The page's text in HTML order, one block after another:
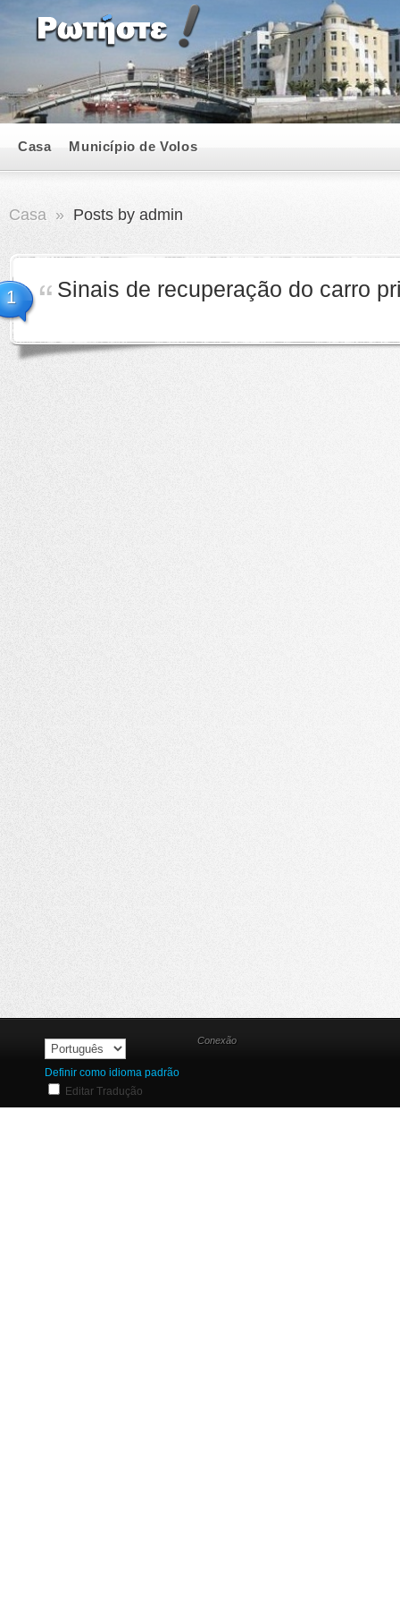
Casa Município de Volos
Casa » Posts by admin
1 Sinais de recuperação do carro
Definir como idioma padrão
Editar Tradução
Conexão